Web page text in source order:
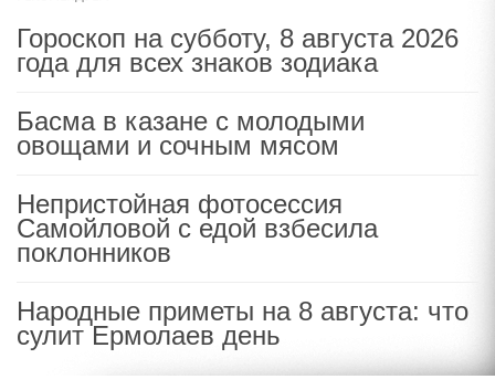
Гороскоп на субботу, 8 августа 2026
года для всех знаков зодиака
Басма в казане с молодыми
овощами и сочным мясом
Непристойная фотосессия
Самойловой с едой взбесила
поклонников
Народные приметы на 8 августа: что
сулит Ермолаев день